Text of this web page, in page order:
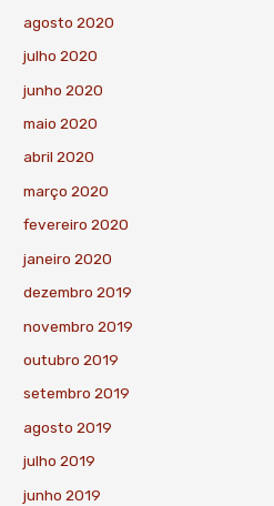
agosto 2020
julho 2020
junho 2020
maio 2020
abril 2020
março 2020
fevereiro 2020
janeiro 2020
dezembro 2019
novembro 2019
outubro 2019
setembro 2019
agosto 2019
julho 2019
junho 2019